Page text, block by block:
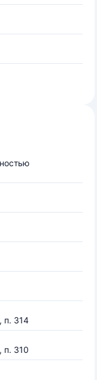
п. 314
п. 310